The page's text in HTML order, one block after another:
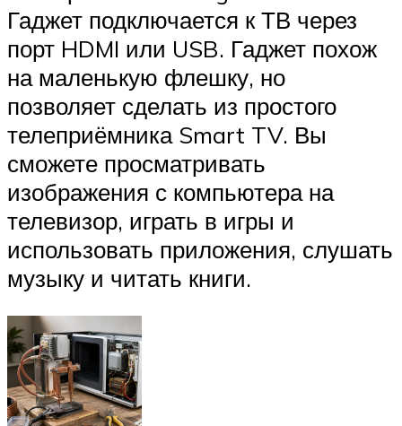
Гаджет подключается к ТВ через
порт HDMI или USB. Гаджет похож
на маленькую флешку, но
позволяет сделать из простого
телеприёмника Smart TV. Вы
сможете просматривать
изображения с компьютера на
телевизор, играть в игры и
использовать приложения, слушать
музыку и читать книги.